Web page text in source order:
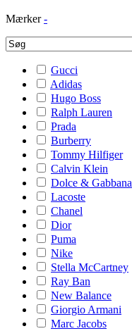
Mærker -
Gucci
Adidas
Hugo Boss
Ralph Lauren
Prada
Burberry
Tommy Hilfiger
Calvin Klein
Dolce & Gabbana
Lacoste
Chanel
Dior
Puma
Nike
Stella McCartney
Ray Ban
New Balance
Giorgio Armani
Marc Jacobs